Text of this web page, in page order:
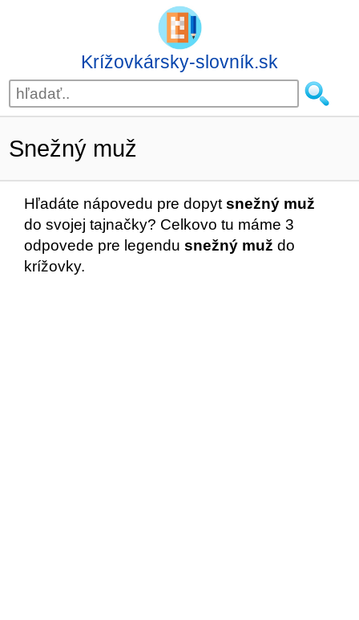
Krížovkársky-slovník.sk
Snežný muž
Hľadáte nápovedu pre dopyt snežný muž
do svojej tajnačky? Celkovo tu máme 3
odpovede pre legendu snežný muž do
krížovky.